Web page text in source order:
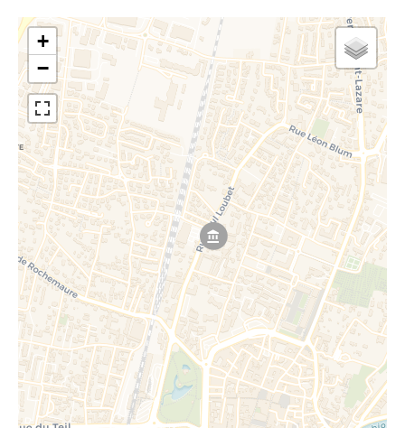
+
−